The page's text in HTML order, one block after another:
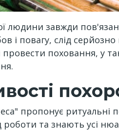
людини завжди
і повагу, слід
провести поховання, у
пропонує ритуальні
роботи та знають усі